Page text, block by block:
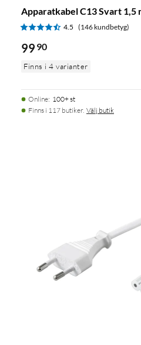
Apparatkabel C13 Svart 1,5
4.5 (146 kundbetyg)
99 90
Finns i 4 varianter
Online: 100+ st
Finns i 117 butiker. Välj butik